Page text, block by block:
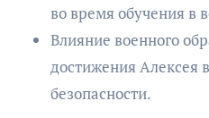
во время обучения в
Влияние военного
достижения Алексея
безопасности.